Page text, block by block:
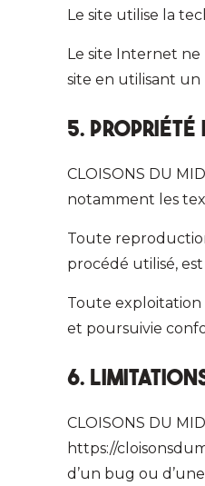
Le site utilise la
Le site Internet ne
site en utilisant
5.
CLOISONS DU
notamment les
Toute
procédé utilisé,
Toute exploitation
et poursuivie
6.
CLOISONS DU
https://
d’un bug ou